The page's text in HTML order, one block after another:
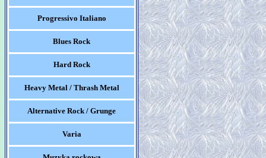
Progressivo Italiano
Blues Rock
Hard Rock
Heavy Metal / Thrash Metal
Alternative Rock / Grunge
Varia